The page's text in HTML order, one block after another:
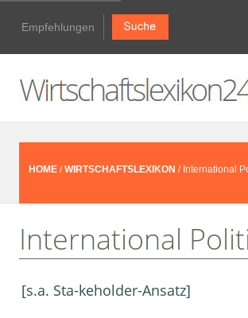
Empfehlungen
HOME /WIRTSCHAFTSLEXIKON / International
International
[s.a. Sta-keholder-Ansatz]